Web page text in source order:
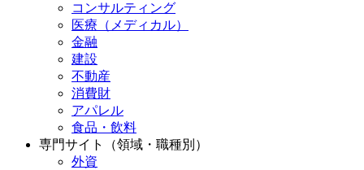
コンサルティング
医療（メディカル）
金融
建設
不動産
消費財
アパレル
食品・飲料
専門サイト（領域・職種別）
外資